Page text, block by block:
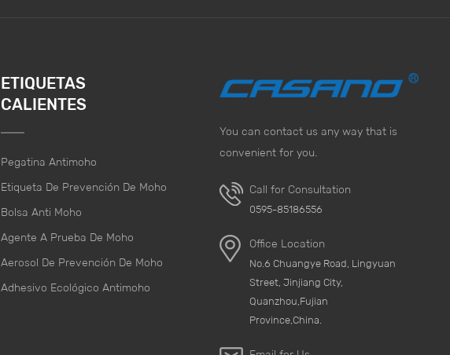
ETIQUETAS
CALIENTES
Pegatina Antimoho
Etiqueta De Prevención De Moho
Bolsa Anti Moho
Agente A Prueba De Moho
Aerosol De Prevención De Moho
Adhesivo Ecológico Antimoho
You can contact us any way that is
convenient for you.
Call for Consultation
0595-85186556
Office Location
No.6 Chuangye Road, Lingyuan
Street, Jinjiang City,
Quanzhou,Fujian
Province,China.